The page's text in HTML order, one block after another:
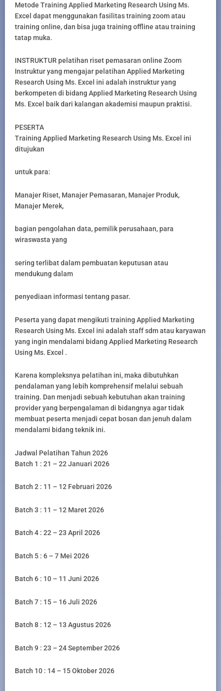
Metode Training Applied Marketing Research Using Ms.
Excel dapat menggunakan fasilitas training zoom atau
training online, dan bisa juga training offline atau training
tatap muka.
INSTRUKTUR pelatihan riset pemasaran online Zoom
Instruktur yang mengajar pelatihan Applied Marketing
Research Using Ms. Excel ini adalah instruktur yang
berkompeten di bidang Applied Marketing Research Using
Ms. Excel baik dari kalangan akademisi maupun praktisi.
PESERTA
Training Applied Marketing Research Using Ms. Excel ini
ditujukan
untuk para:
Manajer Riset, Manajer Pemasaran, Manajer Produk,
Manajer Merek,
bagian pengolahan data, pemilik perusahaan, para
wiraswasta yang
sering terlibat dalam pembuatan keputusan atau
mendukung dalam
penyediaan informasi tentang pasar.
Peserta yang dapat mengikuti training Applied Marketing
Research Using Ms. Excel ini adalah staff sdm atau karyawan
yang ingin mendalami bidang Applied Marketing Research
Using Ms. Excel .
Karena kompleksnya pelatihan ini, maka dibutuhkan
pendalaman yang lebih komprehensif melalui sebuah
training. Dan menjadi sebuah kebutuhan akan training
provider yang berpengalaman di bidangnya agar tidak
membuat peserta menjadi cepat bosan dan jenuh dalam
mendalami bidang teknik ini.
Jadwal Pelatihan Tahun 2026
Batch 1 : 21 – 22 Januari 2026
Batch 2 : 11 – 12 Februari 2026
Batch 3 : 11 – 12 Maret 2026
Batch 4 : 22 – 23 April 2026
Batch 5 : 6 – 7 Mei 2026
Batch 6 : 10 – 11 Juni 2026
Batch 7 : 15 – 16 Juli 2026
Batch 8 : 12 – 13 Agustus 2026
Batch 9 : 23 – 24 September 2026
Batch 10 : 14 – 15 Oktober 2026